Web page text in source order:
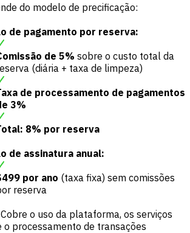
do modelo de precificação:
de pagamento por reserva:
de 5% sobre o custo total da
(diária + taxa de limpeza)
de processamento de pagamentos
3%
8% por reserva
de assinatura anual:
por ano (taxa fixa) sem comissões
reserva
Cobre o uso da plataforma, os serviços
o processamento de transações